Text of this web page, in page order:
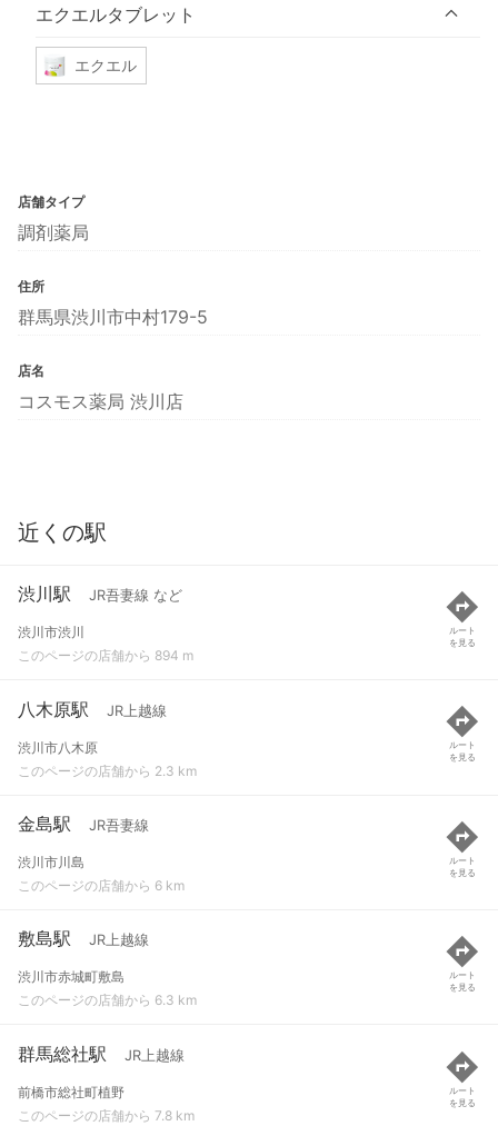
エクエルタブレット
エクエル
店舗タイプ
調剤薬局
住所
群馬県渋川市中村179-5
店名
コスモス薬局 渋川店
近くの駅
渋川駅 JR吾妻線 など
渋川市渋川
このページの店舗から 894 m
ルート
を見る
八木原駅 JR上越線
渋川市八木原
このページの店舗から 2.3 km
ルート
を見る
金島駅 JR吾妻線
渋川市川島
このページの店舗から 6 km
ルート
を見る
敷島駅 JR上越線
渋川市赤城町敷島
このページの店舗から 6.3 km
ルート
を見る
群馬総社駅 JR上越線
前橋市総社町植野
このページの店舗から 7.8 km
ルート
を見る